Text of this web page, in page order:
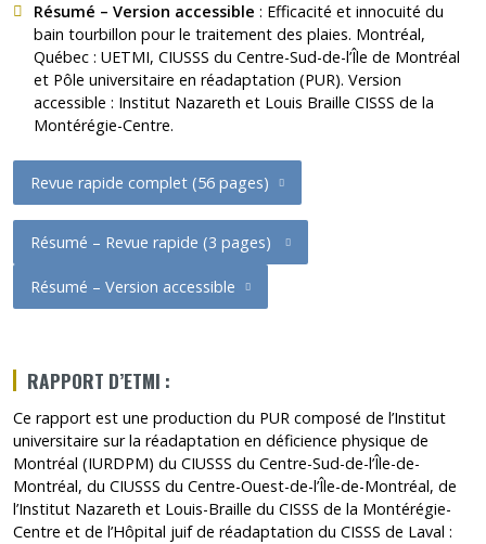
Résumé – Version accessible : Efficacité et innocuité du
bain tourbillon pour le traitement des plaies. Montréal,
Québec : UETMI, CIUSSS du Centre-Sud-de-l’Île de Montréal
et Pôle universitaire en réadaptation (PUR). Version
accessible : Institut Nazareth et Louis Braille CISSS de la
Montérégie-Centre.
Revue rapide complet (56 pages)
Résumé – Revue rapide (3 pages)
Résumé – Version accessible
RAPPORT D’ETMI :
Ce rapport est une production du PUR composé de l’Institut
universitaire sur la réadaptation en déficience physique de
Montréal (IURDPM) du CIUSSS du Centre-Sud-de-l’Île-de-
Montréal, du CIUSSS du Centre-Ouest-de-l’Île-de-Montréal, de
l’Institut Nazareth et Louis-Braille du CISSS de la Montérégie-
Centre et de l’Hôpital juif de réadaptation du CISSS de Laval :